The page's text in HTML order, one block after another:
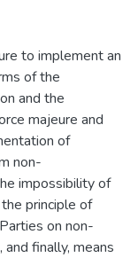
to implement an
of the
and the
majeure and
of
non-
impossibility of
principle of
on non-
finally, means